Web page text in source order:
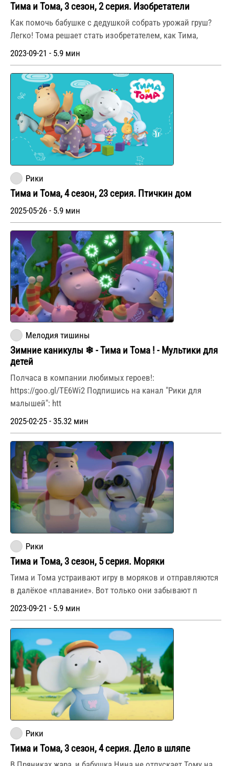
Тима и Тома, 3 сезон, 2 серия. Изобретатели
Как помочь бабушке с дедушкой собрать урожай груш?
Легко! Тома решает стать изобретателем, как Тима,
2023-09-21 - 5.9 мин
Рики
Тима и Тома, 4 сезон, 23 серия. Птичкин дом
2025-05-26 - 5.9 мин
Мелодия тишины
Зимние каникулы ❄ - Тима и Тома ! - Мультики для
детей
Полчаса в компании любимых героев!:
https://goo.gl/TE6Wi2 Подпишись на канал "Рики для
малышей": htt
2025-02-25 - 35.32 мин
Рики
Тима и Тома, 3 сезон, 5 серия. Моряки
Тима и Тома устраивают игру в моряков и отправляются
в далёкое «плавание». Вот только они забывают п
2023-09-21 - 5.9 мин
Рики
Тима и Тома, 3 сезон, 4 серия. Дело в шляпе